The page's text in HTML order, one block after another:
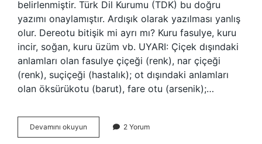
belirlenmiştir. Türk Dil Kurumu (TDK) bu doğru
yazımı onaylamıştır. Ardışık olarak yazılması yanlış
olur. Dereotu bitişik mi ayrı mı? Kuru fasulye, kuru
incir, soğan, kuru üzüm vb. UYARI: Çiçek dışındaki
anlamları olan fasulye çiçeği (renk), nar çiçeği
(renk), suçiçeği (hastalık); ot dışındaki anlamları
olan öksürükotu (barut), fare otu (arsenik);…
Devamını okuyun Sırılsıklam
Ayrı
2 Yorum